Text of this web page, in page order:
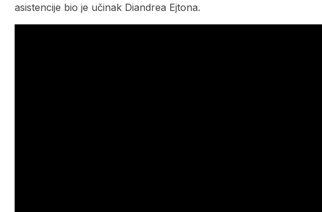
asistencije bio je učinak Diandrea Ejtona.